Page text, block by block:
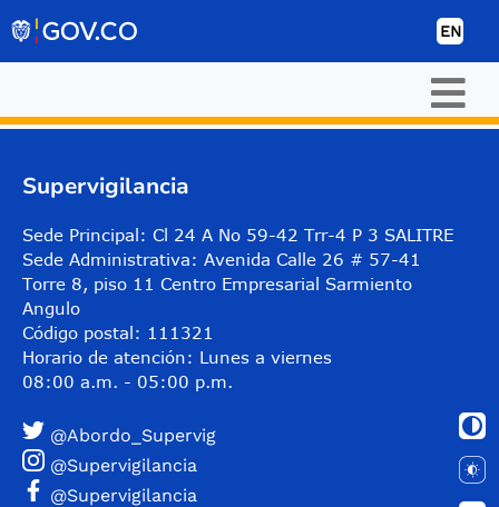
EN
Supervigilancia
Sede Principal: Cl 24 A No 59-42 Trr-4 P 3 SALITRE
Sede Administrativa: Avenida Calle 26 # 57-41
Torre 8, piso 11 Centro Empresarial Sarmiento
Angulo
Código postal: 111321
Horario de atención: Lunes a viernes
08:00 a.m. - 05:00 p.m.
@Abordo_Supervig
@Supervigilancia
@Supervigilancia